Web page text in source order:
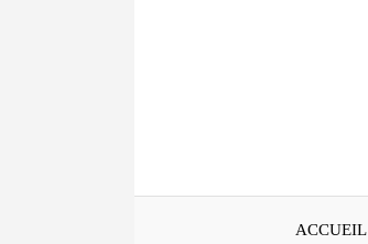
ACCUEIL